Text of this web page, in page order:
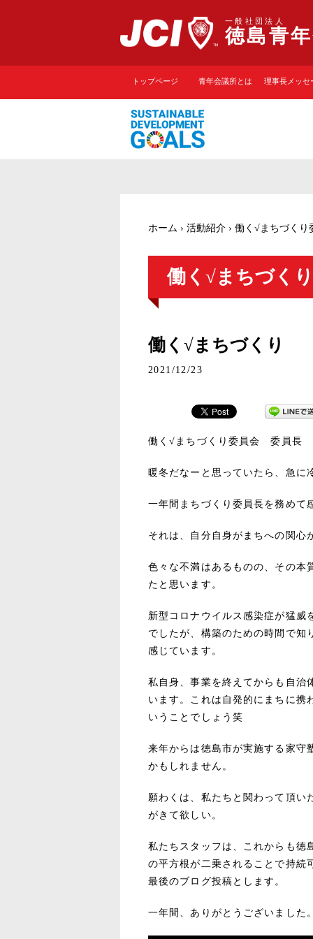
一般社団法人
徳島青
トップページ 青年会議所とは 理事長メッセ
ホーム › 活動紹介 › 働く√まちづくり
働く√まちづく
働く√まちづくり
2021/12/23
働く√まちづくり委員会 委員長
暖冬だなーと思っていたら、急に
一年間まちづくり委員長を務めて
それは、自分自身がまちへの関心
色々な不満はあるものの、その本
たと思います。
新型コロナウイルス感染症が猛威
でしたが、構築のための時間で知
感じています。
私自身、事業を終えてからも自治
います。これは自発的にまちに携
いうことでしょう笑
来年からは徳島市が実施する家守
かもしれません。
願わくは、私たちと関わって頂い
がきて欲しい。
私たちスタッフは、これからも徳
の平方根が二乗されることで持続
最後のブログ投稿とします。
一年間、ありがとうございました。